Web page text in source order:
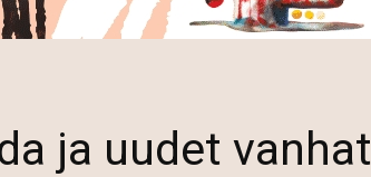
ja uudet vanhat